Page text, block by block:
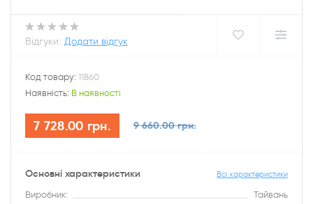
Відгуки: Додати відгук
Код товару: 11860
Наявність: В наявності
7 728.00 грн. 9 660.00 грн.
Основні характеристики Всі характеристики
Виробник:
Тайвань